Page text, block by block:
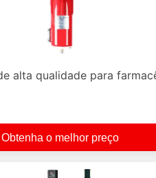
alta qualidade para
Obtenha o melhor preço